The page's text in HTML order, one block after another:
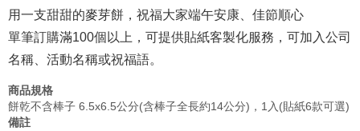
用一支甜甜的麥芽餅，祝福大家端午安康、佳節順心
單筆訂購滿100個以上，可提供貼紙客製化服務，可加入公司
名稱、活動名稱或祝福語。
商品規格
餅乾不含棒子 6.5x6.5公分(含棒子全長約14公分)，1入(貼紙6款可選)
備註